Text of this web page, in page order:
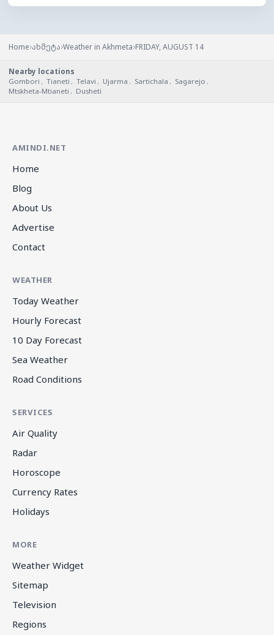
Home›ახმეტა›Weather in Akhmeta›FRIDAY, AUGUST 14
Nearby locations
Gombori , Tianeti , Telavi , Ujarma , Sartichala , Sagarejo ,
Mtskheta-Mtianeti , Dusheti
AMINDI.NET
Home
Blog
About Us
Advertise
Contact
WEATHER
Today Weather
Hourly Forecast
10 Day Forecast
Sea Weather
Road Conditions
SERVICES
Air Quality
Radar
Horoscope
Currency Rates
Holidays
MORE
Weather Widget
Sitemap
Television
Regions